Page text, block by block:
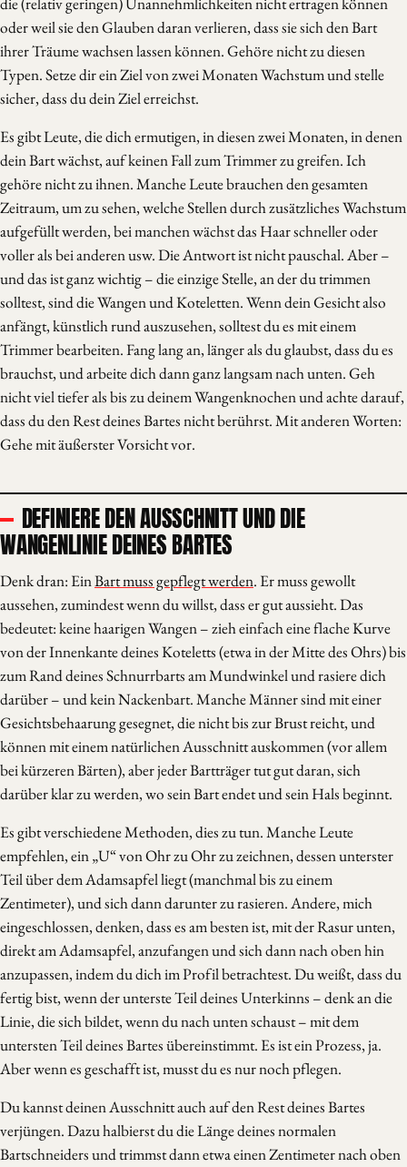
oder weil sie den Glauben daran verlieren, dass sie sich den Bart
ihrer Träume wachsen lassen können. Gehöre nicht zu diesen
Typen. Setze dir ein Ziel von zwei Monaten Wachstum und stelle
sicher, dass du dein Ziel erreichst.
Es gibt Leute, die dich ermutigen, in diesen zwei Monaten, in denen
dein Bart wächst, auf keinen Fall zum Trimmer zu greifen. Ich
gehöre nicht zu ihnen. Manche Leute brauchen den gesamten
Zeitraum, um zu sehen, welche Stellen durch zusätzliches Wachstum
aufgefüllt werden, bei manchen wächst das Haar schneller oder
voller als bei anderen usw. Die Antwort ist nicht pauschal. Aber –
und das ist ganz wichtig – die einzige Stelle, an der du trimmen
solltest, sind die Wangen und Koteletten. Wenn dein Gesicht also
anfängt, künstlich rund auszusehen, solltest du es mit einem
Trimmer bearbeiten. Fang lang an, länger als du glaubst, dass du es
brauchst, und arbeite dich dann ganz langsam nach unten. Geh
nicht viel tiefer als bis zu deinem Wangenknochen und achte darauf,
dass du den Rest deines Bartes nicht berührst. Mit anderen Worten:
Gehe mit äußerster Vorsicht vor.
DEFINIERE DEN AUSSCHNITT UND DIE
WANGENLINIE DEINES BARTES
Denk dran: EinBart muss gepflegt werden. Er muss gewollt
aussehen, zumindest wenn du willst, dass er gut aussieht. Das
bedeutet: keine haarigen Wangen – zieh einfach eine flache Kurve
von der Innenkante deines Koteletts (etwa in der Mitte des Ohrs) bis
zum Rand deines Schnurrbarts am Mundwinkel und rasiere dich
darüber – und kein Nackenbart. Manche Männer sind mit einer
Gesichtsbehaarung gesegnet, die nicht bis zur Brust reicht, und
können mit einem natürlichen Ausschnitt auskommen (vor allem
bei kürzeren Bärten), aber jeder Bartträger tut gut daran, sich
darüber klar zu werden, wo sein Bart endet und sein Hals beginnt.
Es gibt verschiedene Methoden, dies zu tun. Manche Leute
empfehlen, ein „U“ von Ohr zu Ohr zu zeichnen, dessen unterster
Teil über dem Adamsapfel liegt (manchmal bis zu einem
Zentimeter), und sich dann darunter zu rasieren. Andere, mich
eingeschlossen, denken, dass es am besten ist, mit der Rasur unten,
direkt am Adamsapfel, anzufangen und sich dann nach oben hin
anzupassen, indem du dich im Profil betrachtest. Du weißt, dass du
fertig bist, wenn der unterste Teil deines Unterkinns – denk an die
Linie, die sich bildet, wenn du nach unten schaust – mit dem
untersten Teil deines Bartes übereinstimmt. Es ist ein Prozess, ja.
Aber wenn es geschafft ist, musst du es nur noch pflegen.
Du kannst deinen Ausschnitt auch auf den Rest deines Bartes
verjüngen. Dazu halbierst du die Länge deines normalen
Bartschneiders und trimmst dann etwa einen Zentimeter nach oben